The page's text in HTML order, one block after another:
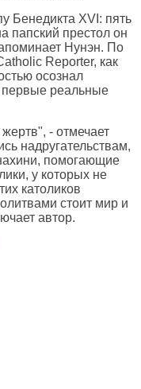
Бенедикта XVI: пять
папский престол он
Нунэн. По
Reporter, как
осознал
первые реальные
- отмечает
надругательствам,
помогающие
у которых не
католиков
стоит мир и
автор.